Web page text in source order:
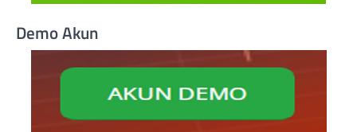
Demo Akun